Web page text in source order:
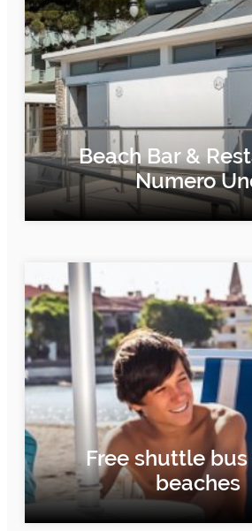
Beach Bar &
Numero
Free shuttle
beaches